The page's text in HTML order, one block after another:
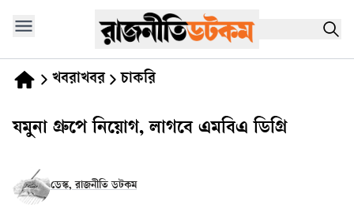
খবরাখবর চাকরি
যমুনা গ্রুপে নিয়োগ, লাগবে এমবিএ ডিগ্রি
ডেস্ক, রাজনীতি ডটকম